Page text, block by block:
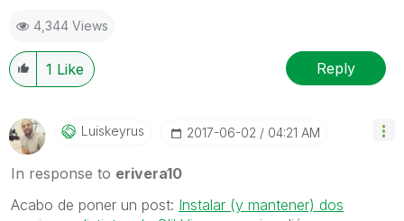
4,344 Views
1 Like Reply
Luiskeyrus ‎2017-06-02 04:21 AM
In response to erivera10
Acabo de poner un post: Instalar (y mantener) dos